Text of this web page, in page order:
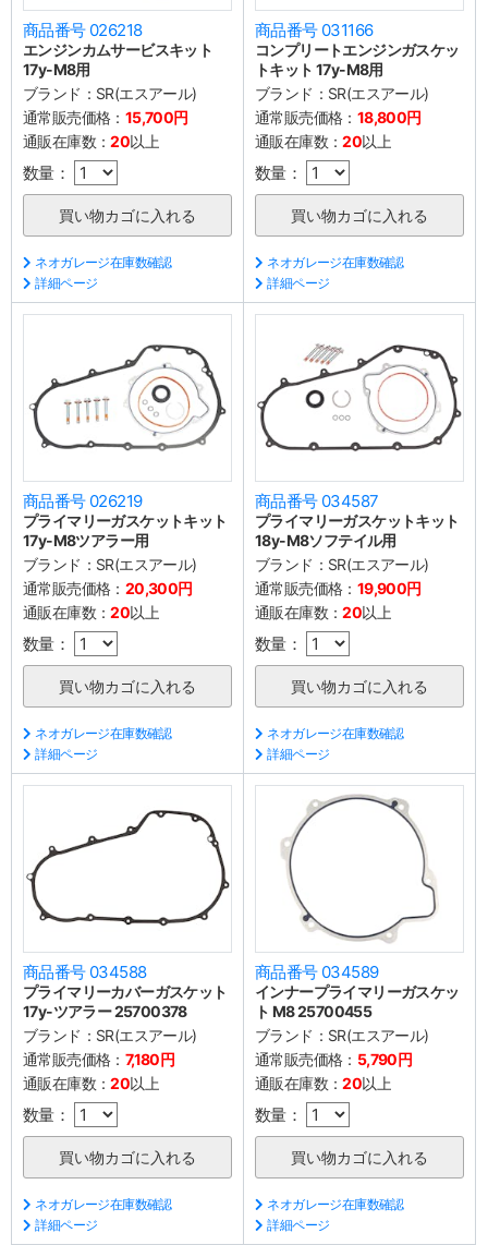
商品番号 026218
エンジンカムサービスキット
17y-M8用
ブランド： SR(エスアール)
通常販売価格： 15,700円
通販在庫数：20以上
数量：
ネオガレージ在庫数確認
詳細ページ
商品番号 031166
コンプリートエンジンガスケッ
トキット 17y-M8用
ブランド： SR(エスアール)
通常販売価格： 18,800円
通販在庫数：20以上
数量：
ネオガレージ在庫数確認
詳細ページ
商品番号 026219
プライマリーガスケットキット
17y-M8ツアラー用
ブランド： SR(エスアール)
通常販売価格： 20,300円
通販在庫数：20以上
数量：
ネオガレージ在庫数確認
詳細ページ
商品番号 034587
プライマリーガスケットキット
18y-M8ソフテイル用
ブランド： SR(エスアール)
通常販売価格： 19,900円
通販在庫数：20以上
数量：
ネオガレージ在庫数確認
詳細ページ
商品番号 034588
プライマリーカバーガスケット
17y-ツアラー 25700378
ブランド： SR(エスアール)
通常販売価格： 7,180円
通販在庫数：20以上
数量：
ネオガレージ在庫数確認
詳細ページ
商品番号 034589
インナープライマリーガスケッ
ト M8 25700455
ブランド： SR(エスアール)
通常販売価格： 5,790円
通販在庫数：20以上
数量：
ネオガレージ在庫数確認
詳細ページ